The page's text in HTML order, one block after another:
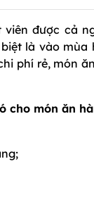
viên được cả
là vào mùa
phí rẻ, món
cho món ăn